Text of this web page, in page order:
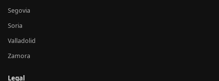
Segovia
Soria
Valladolid
Zamora
Legal